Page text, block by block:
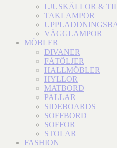
LJUSKÄLLOR &
TAKLAMPOR
VÄGGLAMPOR
MÖBLER
DIVANER
FÅTÖLJER
HALLMÖBLER
HYLLOR
MATBORD
PALLAR
SIDEBOARDS
SOFFBORD
SOFFOR
STOLAR
FASHION